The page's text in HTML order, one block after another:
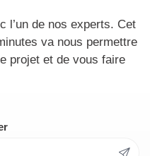
l’un de nos experts. Cet
va nous permettre
projet et de vous faire